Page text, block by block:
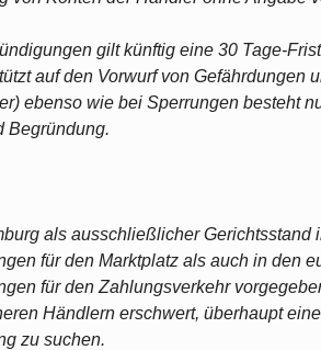
gilt künftig eine 30 Tage-
auf den Vorwurf von Gefährdungen
ebenso wie bei Sperrungen besteht
Begründung.
als ausschließlicher Gerichtsstand
für den Marktplatz als auch in den
für den Zahlungsverkehr
Händlern erschwert, überhaupt
zu suchen.